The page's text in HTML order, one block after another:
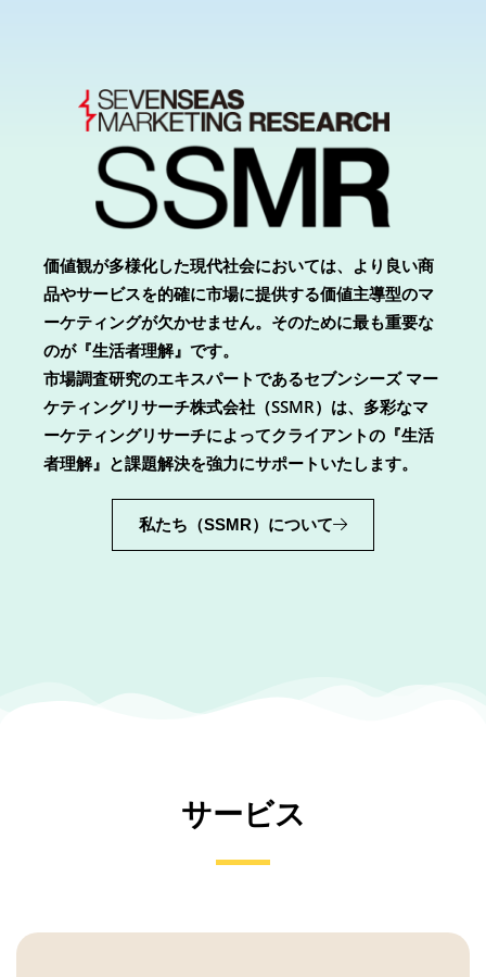
価値観が多様化した現代社会においては、より良い商
品やサービスを的確に市場に提供する価値主導型のマ
ーケティングが欠かせません。そのために最も重要な
のが『生活者理解』です。
市場調査研究のエキスパートであるセブンシーズ マー
ケティングリサーチ株式会社（SSMR）は、多彩なマ
ーケティングリサーチによってクライアントの『生活
者理解』と課題解決を強力にサポートいたします。
私たち（SSMR）について
サービス